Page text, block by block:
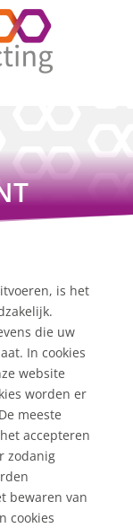
is het
die uw
In cookies
website
worden er
meeste
accepteren
zodanig
bewaren van
cookies